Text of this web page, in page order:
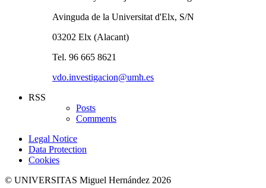
Avinguda de la Universitat d'Elx, S/N
03202 Elx (Alacant)
Tel. 96 665 8621
vdo.investigacion@umh.es
RSS
Posts
Comments
Legal Notice
Data Protection
Cookies
© UNIVERSITAS Miguel Hernández 2026